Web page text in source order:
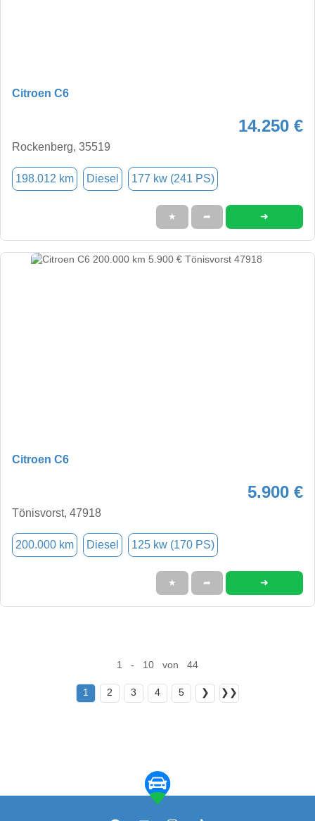
Citroen C6
14.250 €
Rockenberg, 35519
198.012 km Diesel 177 kw (241 PS)
★ ➦ ➜
Citroen C6
5.900 €
Tönisvorst, 47918
200.000 km Diesel 125 kw (170 PS)
★ ➦ ➜
1 - 10 von 44
1 2 3 4 5 ❯ ❯❯